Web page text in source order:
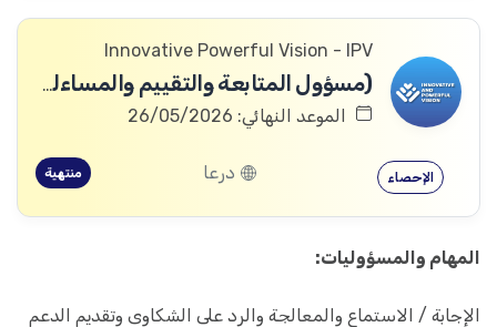
Innovative Powerful Vision - IPV
(مسؤول المتابعة والتقييم والمساءلة والتعلم
الموعد النهائي: 26/05/2026
الإحصاء درعا منتهية
المهام والمسؤوليات:
الإجابة / الاستماع والمعالجة والرد على الشكاوى وتقديم الدعم